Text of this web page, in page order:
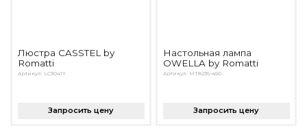
Люстра CASSTEL by
Romatti
Артикул: LC3041Y
Запросить цену
Настольная лампа
OWELLA by Romatti
Артикул: MT8235-450
Запросить цену